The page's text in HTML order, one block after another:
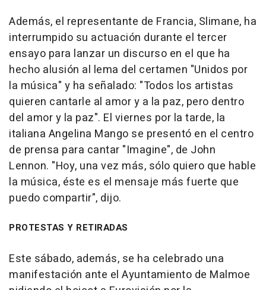
Además, el representante de Francia, Slimane, ha
interrumpido su actuación durante el tercer
ensayo para lanzar un discurso en el que ha
hecho alusión al lema del certamen "Unidos por
la música" y ha señalado: "Todos los artistas
quieren cantarle al amor y a la paz, pero dentro
del amor y la paz". El viernes por la tarde, la
italiana Angelina Mango se presentó en el centro
de prensa para cantar "Imagine", de John
Lennon. "Hoy, una vez más, sólo quiero que hable
la música, éste es el mensaje más fuerte que
puedo compartir", dijo.
PROTESTAS Y RETIRADAS
Este sábado, además, se ha celebrado una
manifestación ante el Ayuntamiento de Malmoe